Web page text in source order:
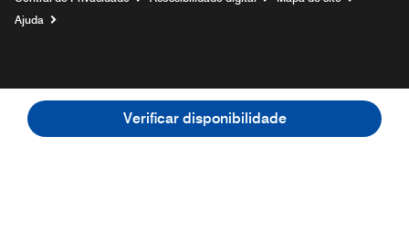
Verificar disponibilidade
Ajuda